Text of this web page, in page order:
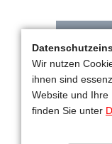
Wir nutzen
ihnen sind
Website und Ihre
finden Sie unter